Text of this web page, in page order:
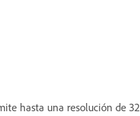
hasta una resolución de 32